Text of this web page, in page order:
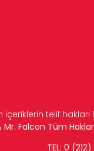
telif
Falcon Tüm
TEL: 0